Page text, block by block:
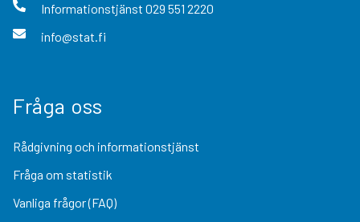
Informationstjänst 029 551 2220
info@stat.fi
Fråga oss
Rådgivning och informationstjänst
Fråga om statistik
Vanliga frågor (FAQ)